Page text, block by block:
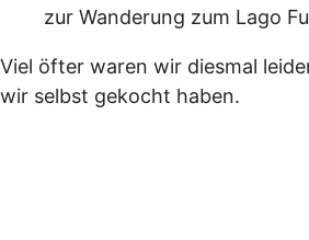
zur Wanderung zum Lago
Viel öfter waren wir diesmal
wir selbst gekocht haben.